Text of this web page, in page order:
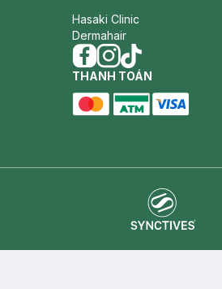
Hasaki Clinic
Dermahair
facebook
instagram
tiktok
THANH TOÁN